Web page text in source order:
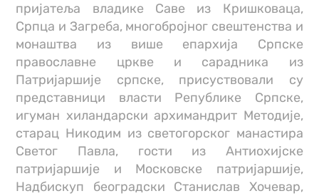
пријатеља владике Саве из Кришковаца,
Српца и Загреба, многобројног свештенства и
монаштва из више епархија Српске
православне цркве и сарадника из
Патријаршије српске, присуствовали су
представници власти Републике Српске,
игуман хиландарски архимандрит Методије,
старац Никодим из светогорског манастира
Светог Павла, гости из Антиохијске
патријаршије и Московске патријаршије,
Надбискуп београдски Станислав Хочевар,